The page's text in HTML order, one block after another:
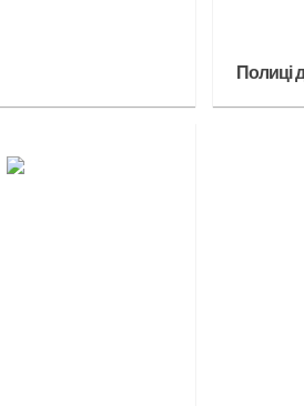
Полиці